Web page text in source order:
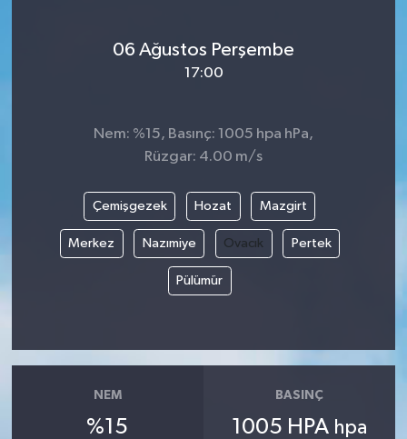
06 Ağustos Perşembe
17:00
Nem: %15, Basınç: 1005 hpa hPa,
Rüzgar: 4.00 m/s
Çemişgezek Hozat Mazgirt
Merkez Nazımiye Ovacık Pertek
Pülümür
NEM
%15
BASINÇ
1005 HPA hpa